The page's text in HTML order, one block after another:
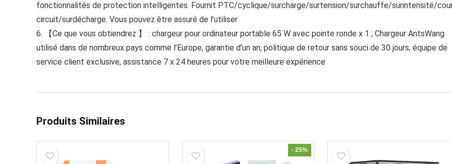
fonctionnalités de protection intelligentes. Fournit PTC/cyclique/surcharge/surtension/surchauffe/surintensité/
circuit/surdécharge. Vous pouvez être assuré de l’utiliser
6. 【Ce que vous obtiendrez 】 : chargeur pour ordinateur portable 65 W avec pointe ronde x 1 ; Chargeur AntsWang
utilisé dans de nombreux pays comme l’Europe, garantie d’un an, politique de retour sans souci de 30 jours, équipe de
service client exclusive, assistance 7 x 24 heures pour votre meilleure expérience
Produits Similaires
- 25%